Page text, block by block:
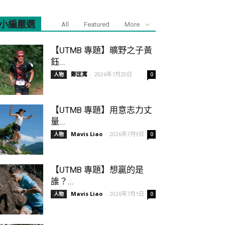
編嚴選 All Featured More
【UTMB 專題】曠野之子黃
鈺...
人物 鄭匡寓 - 2026年7月20日 0
【UTMB 專題】用意志力丈
量...
人物 Mavis Liao - 2026年7月9日 0
【UTMB 專題】想贏的是
誰？...
人物 Mavis Liao - 2026年7月1日 0